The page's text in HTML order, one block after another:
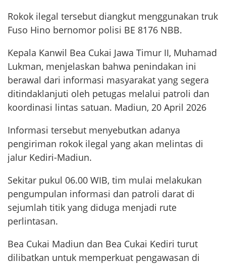
Rokok ilegal tersebut diangkut menggunakan truk
Fuso Hino bernomor polisi BE 8176 NBB.
Kepala Kanwil Bea Cukai Jawa Timur II, Muhamad
Lukman, menjelaskan bahwa penindakan ini
berawal dari informasi masyarakat yang segera
ditindaklanjuti oleh petugas melalui patroli dan
koordinasi lintas satuan. Madiun, 20 April 2026
Informasi tersebut menyebutkan adanya
pengiriman rokok ilegal yang akan melintas di
jalur Kediri-Madiun.
Sekitar pukul 06.00 WIB, tim mulai melakukan
pengumpulan informasi dan patroli darat di
sejumlah titik yang diduga menjadi rute
perlintasan.
Bea Cukai Madiun dan Bea Cukai Kediri turut
dilibatkan untuk memperkuat pengawasan di